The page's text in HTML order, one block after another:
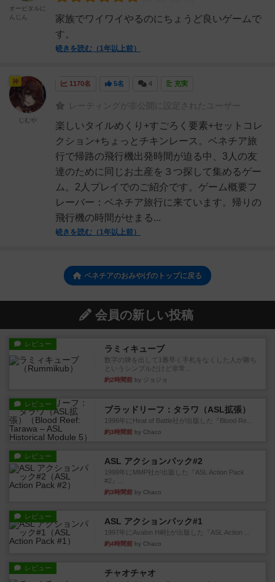
家族でワイワイやるのにちょうど良いゲームで
す。
続きを読む（1年以上前）
オービタルに
んじん
1170名 5名 4 充実
レーティングが非公開に設定されたユーザー
楽しいタイルめくり+すごろく要素+セットコレ
クション+ちょっとチキンレース。ベネチア旅
行で帰路の飛行機出発時間が迫る中、3人の友
達のために同じお土産を３つ探して集めるゲー
ム。2人プレイでのご紹介です。ゲーム概要フ
レーバー：ベネチア旅行に来ています。帰りの
飛行機の時間がせまる...
続きを読む（1年以上前）
神
じむや
ベネチアのおみやげのトップに戻る
会員の新しい投稿
レビュー ラミィキューブ
数字の牌を出して1番早く手札をなくした人が勝ち
というシンプルだけど非常...
約2時間前 by ジョジョ
レビュー
ブラッドリーフ：タラワ（ASL拡張）
1996年にHeat of Battle社が出版した『Blood Re...
約3時間前 by Chaco
レビュー ASL アクションパック#2
1999年にMMP社が出版した『ASL Action Pack
#2』...
約3時間前 by Chaco
レビュー ASL アクションパック#1
1997年にAvalon Hill社が出版した『ASL Action ...
約4時間前 by Chaco
レビュー チャオチャオ